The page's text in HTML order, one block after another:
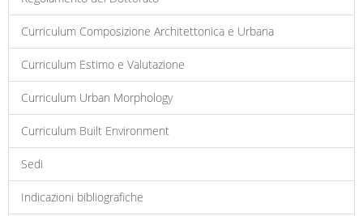
Curriculum Composizione Architettonica e Urbana
Curriculum Estimo e Valutazione
Curriculum Urban Morphology
Curriculum Built Environment
Sedi
Indicazioni bibliografiche